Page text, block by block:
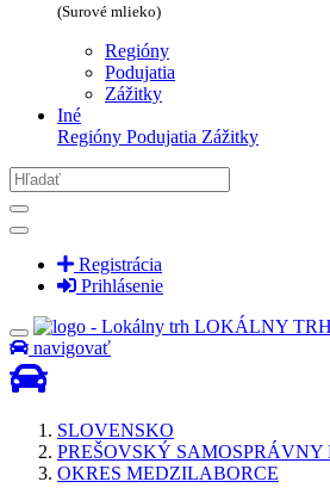
(Surové mlieko)
Regióny
Podujatia
Zážitky
Iné
Regióny Podujatia Zážitky
Registrácia
Prihlásenie
LOKÁLNY TRH
navigovať
SLOVENSKO
PREŠOVSKÝ SAMOSPRÁVNY
OKRES MEDZILABORCE